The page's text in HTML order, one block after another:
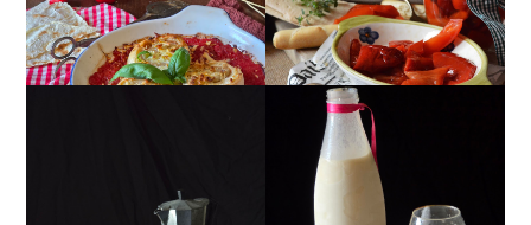
MUG CAKE AL
CIOCCOLATO
MANDORLITO